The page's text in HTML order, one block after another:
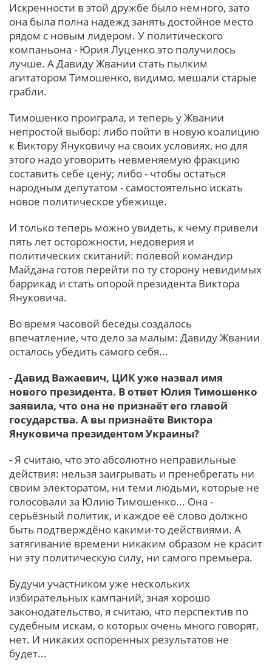
Искренности в этой дружбе было немного, зато
она была полна надежд занять достойное место
рядом с новым лидером. У политического
компаньона - Юрия Луценко это получилось
лучше. А Давиду Жвании стать пылким
агитатором Тимошенко, видимо, мешали старые
грабли.
Тимошенко проиграла, и теперь у Жвании
непростой выбор: либо пойти в новую коалицию
к Виктору Януковичу на своих условиях, но для
этого надо уговорить невменяемую фракцию
составить себе цену; либо - чтобы остаться
народным депутатом - самостоятельно искать
новое политическое убежище.
И только теперь можно увидеть, к чему привели
пять лет осторожности, недоверия и
политических скитаний: полевой командир
Майдана готов перейти по ту сторону невидимых
баррикад и стать опорой президента Виктора
Януковича.
Во время часовой беседы создалось
впечатление, что дело за малым: Давиду Жвании
осталось убедить самого себя...
- Давид Важаевич, ЦИК уже назвал имя
нового президента. В ответ Юлия Тимошенко
заявила, что она не признаёт его главой
государства. А вы признаёте Виктора
Януковича президентом Украины?
-Я считаю, что это абсолютно неправильные
действия: нельзя заигрывать и пренебрегать ни
своим электоратом, ни теми людьми, которые не
голосовали за Юлию Тимошенко... Она -
серьёзный политик, и каждое её слово должно
быть подтверждёно какими-то действиями. А
затягивание времени никаким образом не красит
ни эту политическую силу, ни самого премьера.
Будучи участником уже нескольких
избирательных кампаний, зная хорошо
законодательство, я считаю, что перспектив по
судебным искам, о которых очень много говорят,
нет. И никаких оспоренных результатов не
будет...